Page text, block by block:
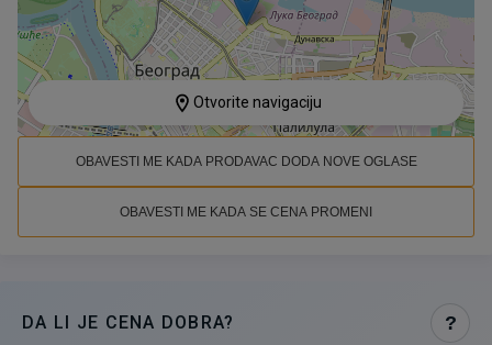
Otvorite navigaciju
OBAVESTI ME KADA PRODAVAC DODA NOVE OGLASE
OBAVESTI ME KADA SE CENA PROMENI
DA LI JE CENA DOBRA? ?